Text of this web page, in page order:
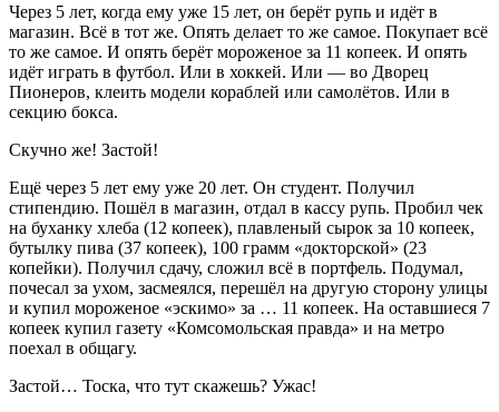
Через 5 лет, когда ему уже 15 лет, он берёт рупь и идёт в
магазин. Всё в тот же. Опять делает то же самое. Покупает всё
то же самое. И опять берёт мороженое за 11 копеек. И опять
идёт играть в футбол. Или в хоккей. Или — во Дворец
Пионеров, клеить модели кораблей или самолётов. Или в
секцию бокса.
Скучно же! Застой!
Ещё через 5 лет ему уже 20 лет. Он студент. Получил
стипендию. Пошёл в магазин, отдал в кассу рупь. Пробил чек
на буханку хлеба (12 копеек), плавленый сырок за 10 копеек,
бутылку пива (37 копеек), 100 грамм «докторской» (23
копейки). Получил сдачу, сложил всё в портфель. Подумал,
почесал за ухом, засмеялся, перешёл на другую сторону улицы
и купил мороженое «эскимо» за … 11 копеек. На оставшиеся 7
копеек купил газету «Комсомольская правда» и на метро
поехал в общагу.
Застой… Тоска, что тут скажешь? Ужас!